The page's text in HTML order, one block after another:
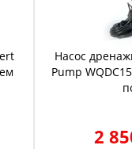
Насос
Pump
2